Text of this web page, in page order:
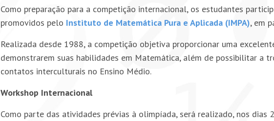
Como preparação para a competição internacional, os estudantes
promovidos pelo Instituto de Matemática Pura e Aplicada (IMPA), em
Realizada desde 1988, a competição objetiva proporcionar uma
demonstrarem suas habilidades em Matemática, além de possibilitar a
contatos interculturais no Ensino Médio.
Workshop Internacional
Como parte das atividades prévias à olimpíada, será realizado, nos dias